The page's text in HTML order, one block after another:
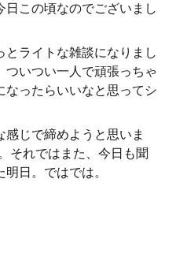
日この頃なのでございまし
とライトな雑談になりまし
いつい一人で頑張っちゃ
なったらいいなと思ってシ
じで締めようと思いま
それではまた、今日も聞
日。ではでは。